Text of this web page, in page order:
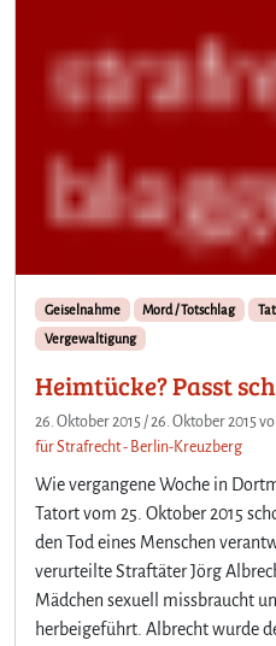
Geiselnahme Mord / Totschlag
Vergewaltigung
Heimtücke? Passt
26. Oktober 2015 /26. Oktober 2015
für Strafrecht - Berlin-Kreuzberg
Wie vergangene Woche in
Tatort vom 25. Oktober 2015
den Tod eines Menschen
verurteilte Straftäter Jörg
Mädchen sexuell missbraucht
herbeigeführt. Albrecht wurde